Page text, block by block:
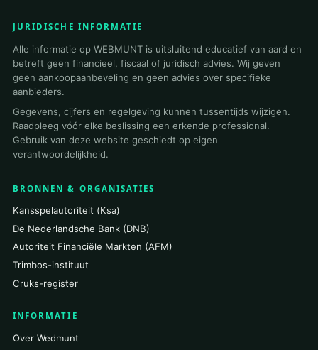
JURIDISCHE INFORMATIE
Alle informatie op WEBMUNT is uitsluitend educatief van aard en
betreft geen financieel, fiscaal of juridisch advies. Wij geven
geen aankoopaanbeveling en geen advies over specifieke
aanbieders.
Gegevens, cijfers en regelgeving kunnen tussentijds wijzigen.
Raadpleeg vóór elke beslissing een erkende professional.
Gebruik van deze website geschiedt op eigen
verantwoordelijkheid.
BRONNEN & ORGANISATIES
Kansspelautoriteit (Ksa)
De Nederlandsche Bank (DNB)
Autoriteit Financiële Markten (AFM)
Trimbos-instituut
Cruks-register
INFORMATIE
Over Wedmunt